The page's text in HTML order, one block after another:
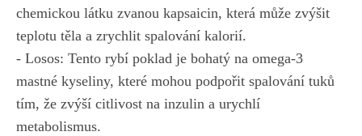
chemickou látku zvanou kapsaicin, která⁢ může zvýšit
teplotu těla ‌a ‌zrychlit​ spalování kalorií.
-⁣ Losos: Tento rybí‌ poklad je bohatý na omega-3
mastné kyseliny, které⁣ mohou podpořit spalování tuků
⁣tím, že zvýší citlivost na inzulin a urychlí
metabolismus.